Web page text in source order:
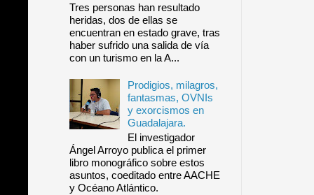
Tres personas han resultado
heridas, dos de ellas se
encuentran en estado grave, tras
haber sufrido una salida de vía
con un turismo en la A...
Prodigios, milagros,
fantasmas, OVNIs
y exorcismos en
Guadalajara.
El investigador
Ángel Arroyo publica el primer
libro monográfico sobre estos
asuntos, coeditado entre AACHE
y Océano Atlántico.